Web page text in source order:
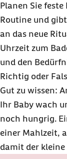
Planen Sie
Routine und
an das neue
Uhrzeit zum
und den
Richtig oder
Gut zu wissen:
Ihr Baby wach
noch hungrig.
einer Mahlzeit,
damit der